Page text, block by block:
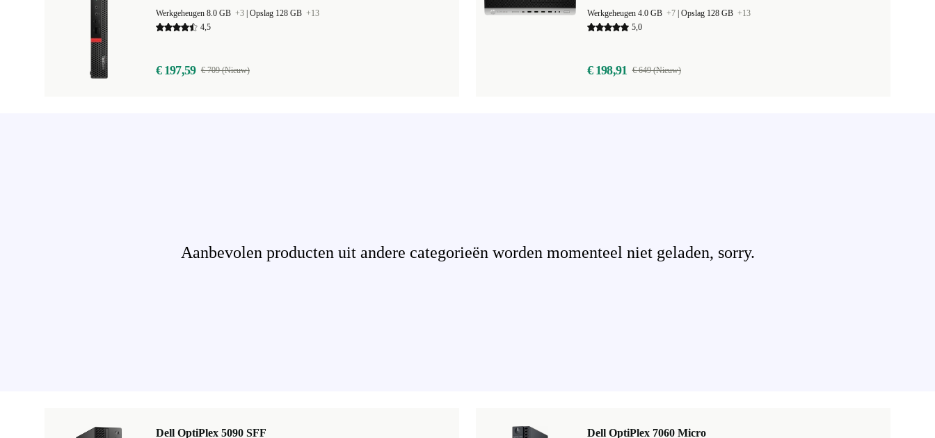
Werkgeheugen 8.0 GB +3 Opslag 128 GB +13
4,5
€ 197,59 € 709 (Nieuw)
Werkgeheugen 4.0 GB +7 Opslag 128 GB +13
5,0
€ 198,91 € 649 (Nieuw)
Aanbevolen producten uit andere categorieën worden momenteel niet geladen, sorry.
Dell OptiPlex 5090 SFF Dell OptiPlex 7060 Micro